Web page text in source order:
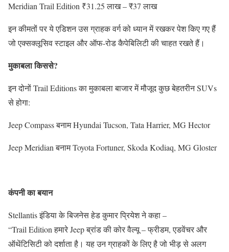
Meridian Trail Edition ₹31.25 लाख – ₹37 लाख
इन कीमतों पर ये एडिशन उस ग्राहक वर्ग को ध्यान में रखकर पेश किए गए हैं
जो एक्सक्लूसिव स्टाइल और ऑफ-रोड कैपेबिलिटी की चाहत रखते हैं।
मुकाबला किससे?
इन दोनों Trail Editions का मुकाबला बाजार में मौजूद कुछ बेहतरीन SUVs
से होगा:
Jeep Compass बनाम Hyundai Tucson, Tata Harrier, MG Hector
Jeep Meridian बनाम Toyota Fortuner, Skoda Kodiaq, MG Gloster
कंपनी का बयान
Stellantis इंडिया के बिजनेस हेड कुमार प्रियेश ने कहा –
“Trail Edition हमारे Jeep ब्रांड की कोर वैल्यू – फ्रीडम, एडवेंचर और
ऑथेंटिसिटी को दर्शाता है। यह उन ग्राहकों के लिए है जो भीड़ से अलग